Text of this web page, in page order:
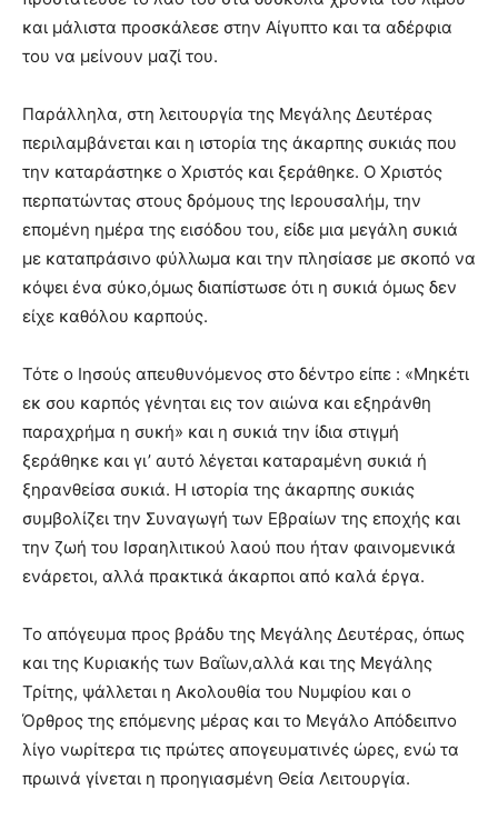
και μάλιστα προσκάλεσε στην Αίγυπτο και τα αδέρφια
του να μείνουν μαζί του.
Παράλληλα, στη λειτουργία της Μεγάλης Δευτέρας
περιλαμβάνεται και η ιστορία της άκαρπης συκιάς που
την καταράστηκε ο Χριστός και ξεράθηκε. Ο Χριστός
περπατώντας στους δρόμους της Ιερουσαλήμ, την
επομένη ημέρα της εισόδου του, είδε μια μεγάλη συκιά
με καταπράσινο φύλλωμα και την πλησίασε με σκοπό να
κόψει ένα σύκο,όμως διαπίστωσε ότι η συκιά όμως δεν
είχε καθόλου καρπούς.
Τότε ο Ιησούς απευθυνόμενος στο δέντρο είπε : «Μηκέτι
εκ σου καρπός γένηται εις τον αιώνα και εξηράνθη
παραχρήμα η συκή» και η συκιά την ίδια στιγμή
ξεράθηκε και γι’ αυτό λέγεται καταραμένη συκιά ή
ξηρανθείσα συκιά. Η ιστορία της άκαρπης συκιάς
συμβολίζει την Συναγωγή των Εβραίων της εποχής και
την ζωή του Ισραηλιτικού λαού που ήταν φαινομενικά
ενάρετοι, αλλά πρακτικά άκαρποι από καλά έργα.
Το απόγευμα προς βράδυ της Μεγάλης Δευτέρας, όπως
και της Κυριακής των Βαΐων,αλλά και της Μεγάλης
Τρίτης, ψάλλεται η Ακολουθία του Νυμφίου και ο
Όρθρος της επόμενης μέρας και το Μεγάλο Απόδειπνο
λίγο νωρίτερα τις πρώτες απογευματινές ώρες, ενώ τα
πρωινά γίνεται η προηγιασμένη Θεία Λειτουργία.